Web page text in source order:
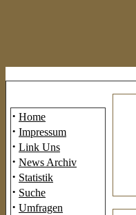
· Home
· Impressum
· Link Uns
· News Archiv
· Statistik
· Suche
· Umfragen